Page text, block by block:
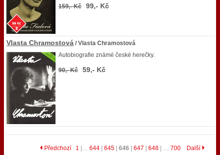
159,- Kč 99,- Kč
Vlasta Chramostová / Vlasta Chramostová
Autobiografie známé české herečky.
90,- Kč 59,- Kč
Předchozí 1 |… 644 645 646 647 648 | … 700 Další